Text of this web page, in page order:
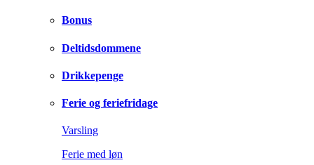
Bonus
Deltidsdommene
Drikkepenge
Ferie og feriefridage
Varsling
Ferie med løn